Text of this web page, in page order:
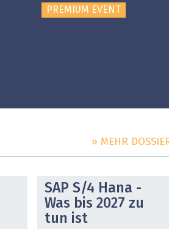
PREMIUM EVENT
» MEHR
SAP S/4 Hana -
Was bis 2027 zu
tun ist